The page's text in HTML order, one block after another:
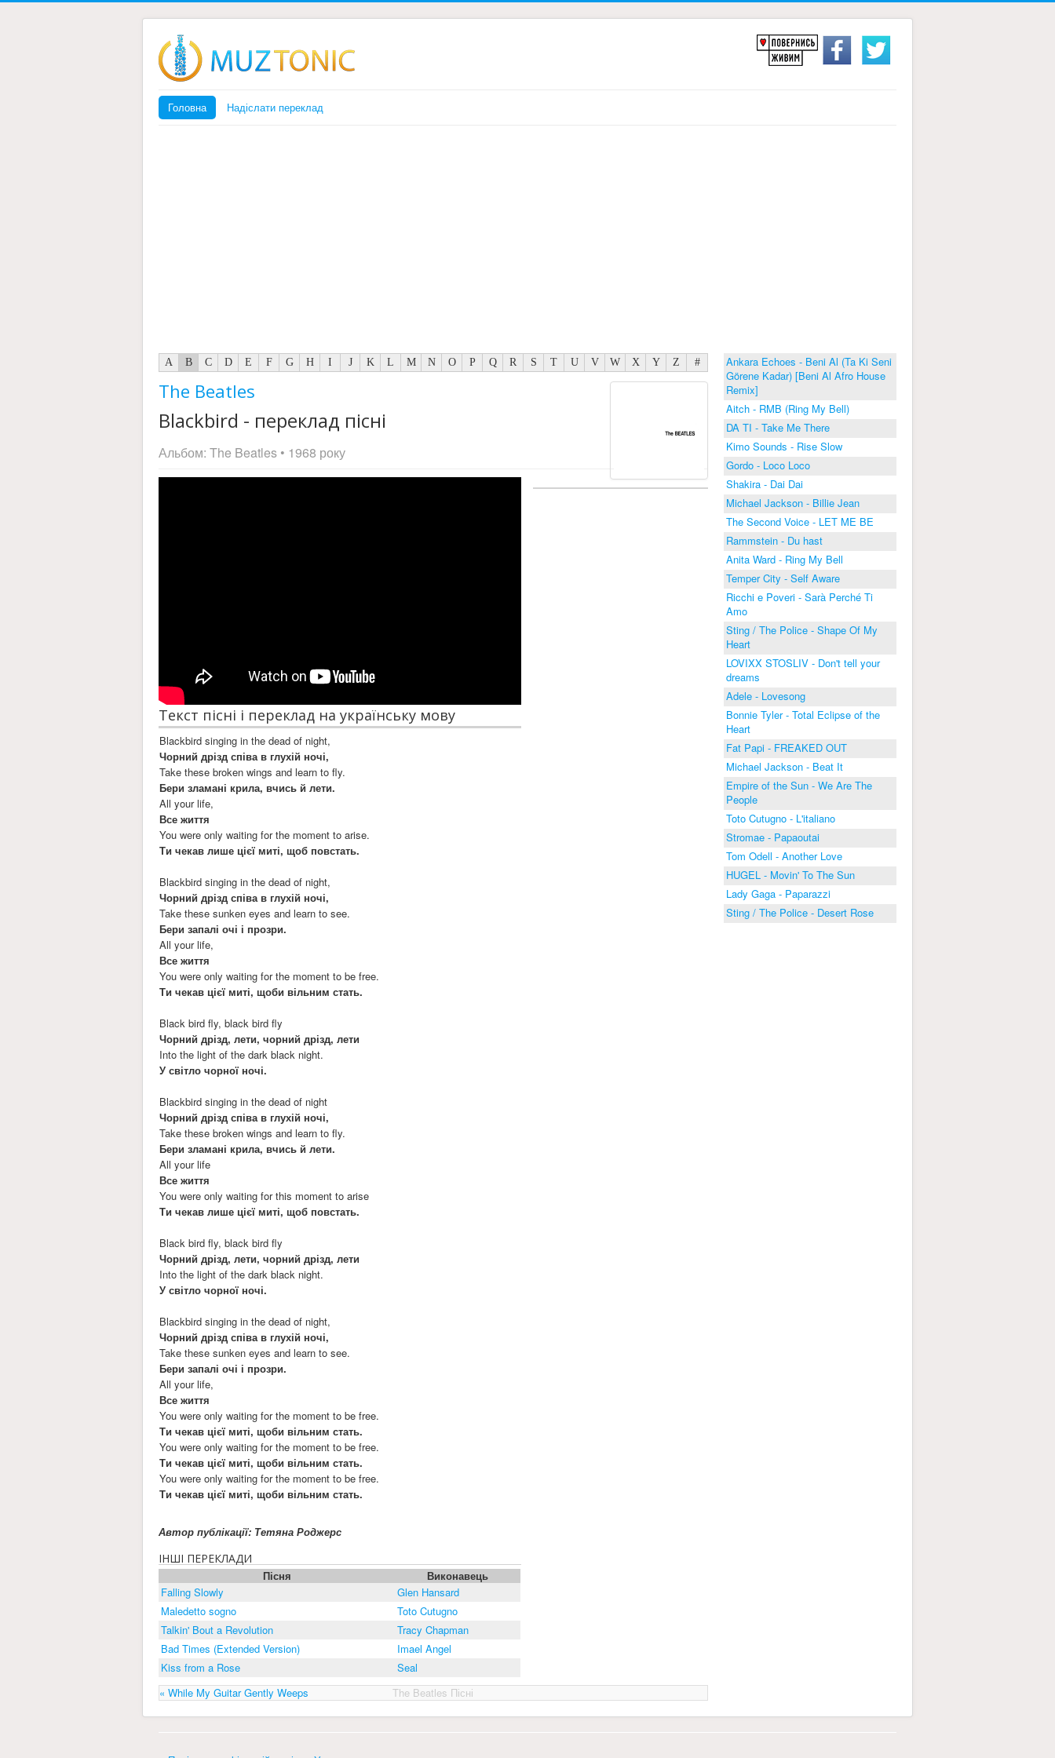
Головна Надіслати переклад
A B C D E F G H I J K L M N O P Q R S T U V W X Y Z #
The Beatles
Blackbird - переклад пісні
Альбом: The Beatles • 1968 року
Текст пісні і переклад на українську мову
Blackbird singing in the dead of night,
Чорний дрізд співа в глухій ночі,
Take these broken wings and learn to fly.
Бери зламані крила, вчись й лети.
All your life,
Все життя
You were only waiting for the moment to arise.
Ти чекав лише цієї миті, щоб повстать.
Blackbird singing in the dead of night,
Чорний дрізд співа в глухій ночі,
Take these sunken eyes and learn to see.
Бери запалі очі і прозри.
All your life,
Все життя
You were only waiting for the moment to be free.
Ти чекав цієї миті, щоби вільним стать.
Black bird fly, black bird fly
Чорний дрізд, лети, чорний дрізд, лети
Into the light of the dark black night.
У світло чорної ночі.
Blackbird singing in the dead of night
Чорний дрізд співа в глухій ночі,
Take these broken wings and learn to fly.
Бери зламані крила, вчись й лети.
All your life
Все життя
You were only waiting for this moment to arise
Ти чекав лише цієї миті, щоб повстать.
Black bird fly, black bird fly
Чорний дрізд, лети, чорний дрізд, лети
Into the light of the dark black night.
У світло чорної ночі.
Blackbird singing in the dead of night,
Чорний дрізд співа в глухій ночі,
Take these sunken eyes and learn to see.
Бери запалі очі і прозри.
All your life,
Все життя
You were only waiting for the moment to be free.
Ти чекав цієї миті, щоби вільним стать.
You were only waiting for the moment to be free.
Ти чекав цієї миті, щоби вільним стать.
You were only waiting for the moment to be free.
Ти чекав цієї миті, щоби вільним стать.
Автор публікації: Тетяна Роджерс
ІНШІ ПЕРЕКЛАДИ
Пісня
Виконавець
Falling Slowly
Glen Hansard
Maledetto sogno
Toto Cutugno
Talkin' Bout a Revolution
Tracy Chapman
Bad Times (Extended Version)
Imael Angel
Kiss from a Rose
Seal
« While My Guitar Gently Weeps
The Beatles Пісні
Ankara Echoes - Beni Al (Ta Ki Seni
Görene Kadar) [Beni Al Afro House
Remix]
Aitch - RMB (Ring My Bell)
DA TI - Take Me There
Kimo Sounds - Rise Slow
Gordo - Loco Loco
Shakira - Dai Dai
Michael Jackson - Billie Jean
The Second Voice - LET ME BE
Rammstein - Du hast
Anita Ward - Ring My Bell
Temper City - Self Aware
Ricchi e Poveri - Sarà Perché Ti
Amo
Sting / The Police - Shape Of My
Heart
LOVIXX STOSLIV - Don't tell your
dreams
Adele - Lovesong
Bonnie Tyler - Total Eclipse of the
Heart
Fat Papi - FREAKED OUT
Michael Jackson - Beat It
Empire of the Sun - We Are The
People
Toto Cutugno - L'italiano
Stromae - Papaoutai
Tom Odell - Another Love
HUGEL - Movin' To The Sun
Lady Gaga - Paparazzi
Sting / The Police - Desert Rose